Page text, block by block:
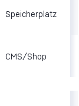
Speicherplatz
CMS/Shop